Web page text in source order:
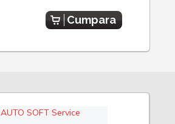
Cumpara
AUTO SOFT Service